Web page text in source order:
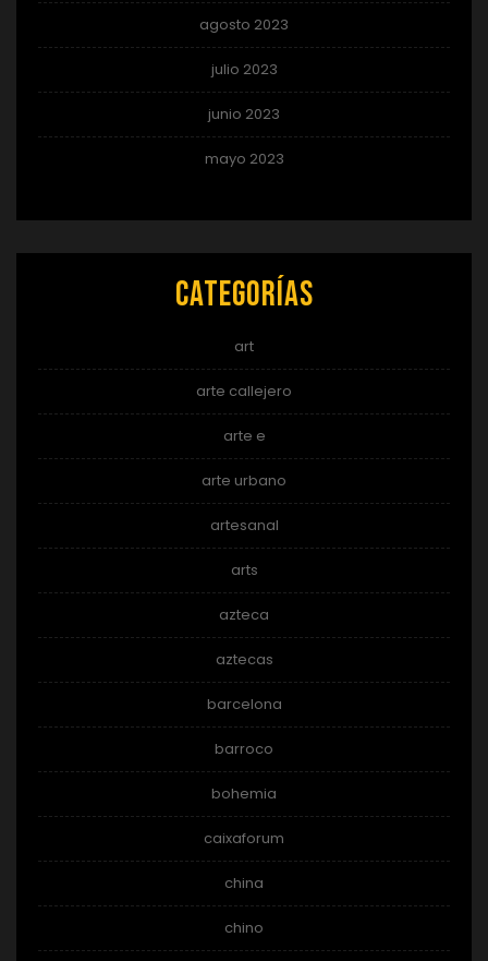
agosto 2023
julio 2023
junio 2023
mayo 2023
Categorías
art
arte callejero
arte e
arte urbano
artesanal
arts
azteca
aztecas
barcelona
barroco
bohemia
caixaforum
china
chino